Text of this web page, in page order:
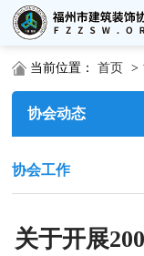
当前位置：首页 >
协会动态
协会工作
关于开展